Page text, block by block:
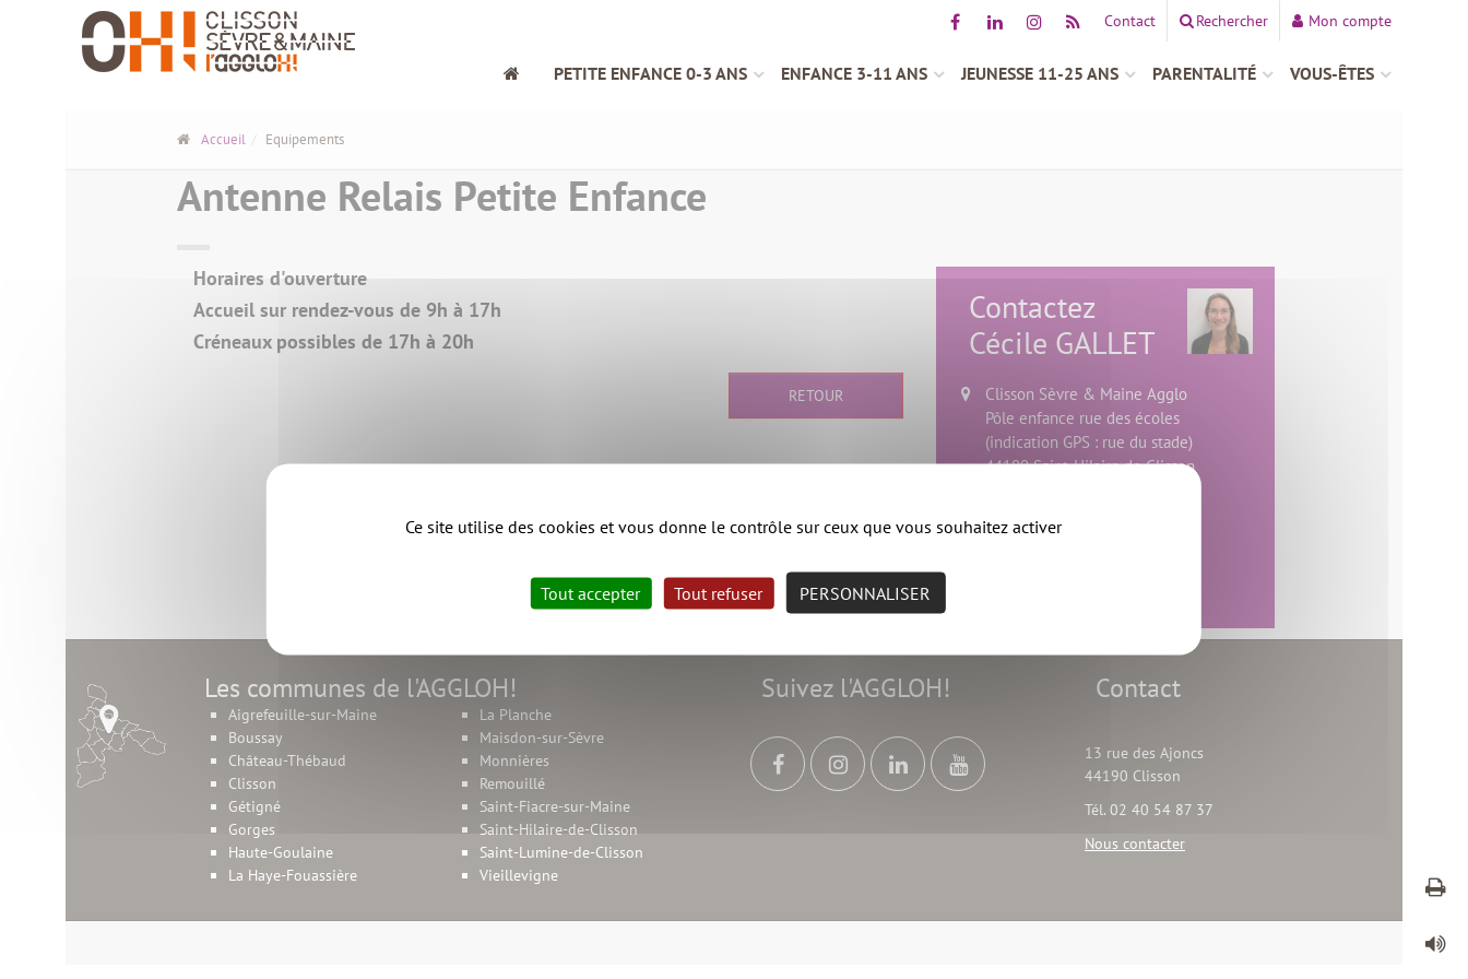
Contact Rechercher Mon compte
PETITE ENFANCE 0-3 ANS ENFANCE 3-11 ANS JEUNESSE 11-25 ANS PARENTALITÉ VOUS-ÊTES
Accueil Equipements
Antenne Relais Petite Enfance
Horaires d'ouverture
Accueil sur rendez-vous de 9h à 17h
Créneaux possibles de 17h à 20h
RETOUR
Contactez
Cécile GALLET
Clisson Sèvre & Maine Agglo
Pôle enfance rue des écoles
(indication GPS : rue du stade)
44190 Saint-Hilaire de Clisson
nous contacter
Les communes de l'AGGLOH!
Aigrefeuille-sur-Maine
Boussay
Château-Thébaud
Clisson
Gétigné
Gorges
Haute-Goulaine
La Haye-Fouassière
La Planche
Maisdon-sur-Sèvre
Monnières
Remouillé
Saint-Fiacre-sur-Maine
Saint-Hilaire-de-Clisson
Saint-Lumine-de-Clisson
Vieillevigne
Suivez l'AGGLOH! Contact
13 rue des Ajoncs
44190 Clisson
Tél. 02 40 54 87 37
Nous contacter
Panneau de gestion des cookies
Ce site utilise des cookies et vous donne le contrôle sur ceux que vous souhaitez activer
Tout accepter Tout refuser PERSONNALISER